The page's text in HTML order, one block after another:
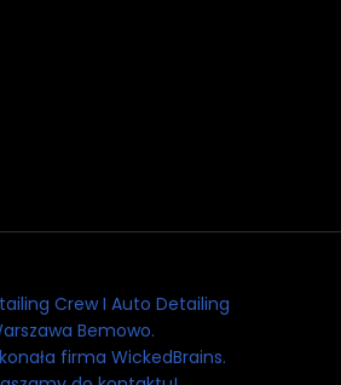
Crew I Auto Detailing
Bemowo.
firma WickedBrains.